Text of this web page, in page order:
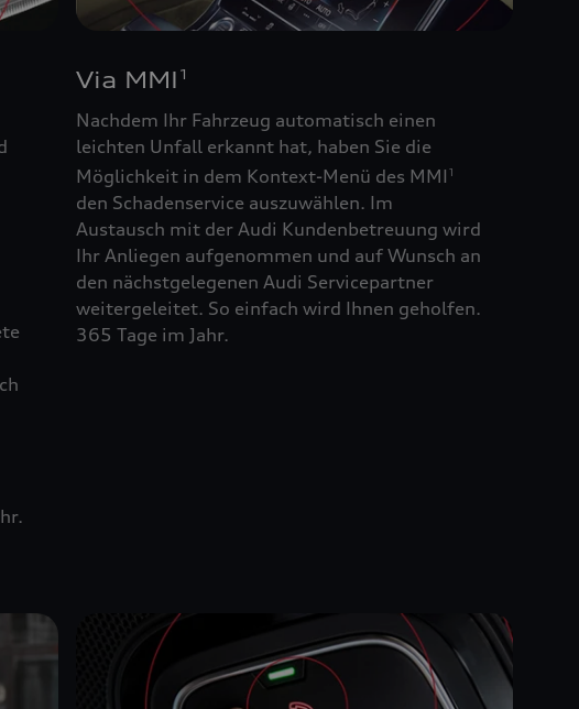
Via MMI 1
Nachdem Ihr Fahrzeug automatisch einen
leichten Unfall erkannt hat, haben Sie die
Möglichkeit in dem Kontext-Menü des MMI 1
den Schadenservice auszuwählen. Im
Austausch mit der Audi Kundenbetreuung wird
Ihr Anliegen aufgenommen und auf Wunsch an
den nächstgelegenen Audi Servicepartner
weitergeleitet. So einfach wird Ihnen geholfen.
365 Tage im Jahr.